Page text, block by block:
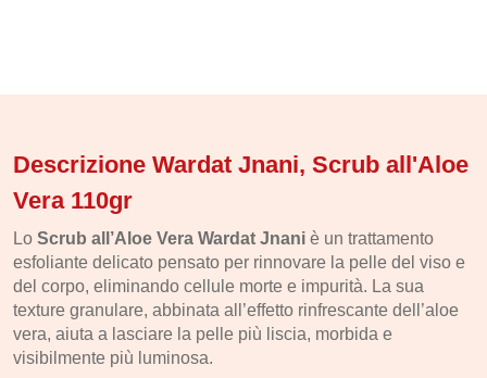
Profumi Spray
Souk
Narghilè e Accessori per Narghilè
Incensi e diffusori
Articoli per la Casa
Articoli per Tè e Caffè
Descrizione Wardat Jnani, Scrub all'Aloe
Vera 110gr
Lo Scrub all’Aloe Vera Wardat Jnani è un trattamento
esfoliante delicato pensato per rinnovare la pelle del viso e
del corpo, eliminando cellule morte e impurità. La sua
texture granulare, abbinata all’effetto rinfrescante dell’aloe
vera, aiuta a lasciare la pelle più liscia, morbida e
visibilmente più luminosa.